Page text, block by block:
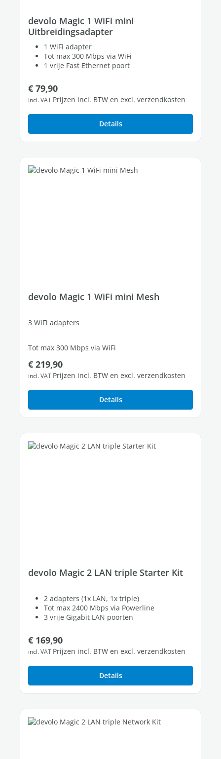
devolo Magic 1 WiFi mini
Uitbreidingsadapter
1 WiFi adapter
Tot max 300 Mbps via WiFi
1 vrije Fast Ethernet poort
Normale prijs:
€ 79,90
incl. VAT Prijzen incl. BTW en excl. verzendkosten
Details
devolo Magic 1 WiFi mini Mesh
3 WiFi adapters
Tot max 300 Mbps via WiFi
2 vrije Fast Ethernet poorten
Normale prijs:
€ 219,90
incl. VAT Prijzen incl. BTW en excl. verzendkosten
Details
devolo Magic 2 LAN triple Starter Kit
2 adapters (1x LAN, 1x triple)
Tot max 2400 Mbps via Powerline
3 vrije Gigabit LAN poorten
Normale prijs:
€ 169,90
incl. VAT Prijzen incl. BTW en excl. verzendkosten
Details